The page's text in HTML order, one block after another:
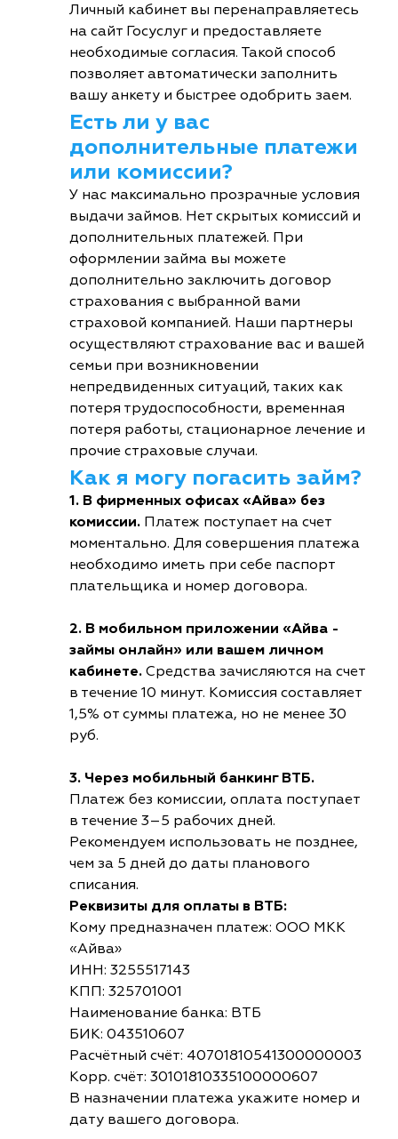
Личный кабинет вы перенаправляетесь
на сайт Госуслуг и предоставляете
необходимые согласия. Такой способ
позволяет автоматически заполнить
вашу анкету и быстрее одобрить заем.
Есть ли у вас
дополнительные платежи
или комиссии?
У нас максимально прозрачные условия
выдачи займов. Нет скрытых комиссий и
дополнительных платежей. При
оформлении займа вы можете
дополнительно заключить договор
страхования с выбранной вами
страховой компанией. Наши партнеры
осуществляют страхование вас и вашей
семьи при возникновении
непредвиденных ситуаций, таких как
потеря трудоспособности, временная
потеря работы, стационарное лечение и
прочие страховые случаи.
Как я могу погасить займ?
1. В фирменных офисах «Айва» без
комиссии. Платеж поступает на счет
моментально. Для совершения платежа
необходимо иметь при себе паспорт
плательщика и номер договора.
2. В мобильном приложении «Айва -
займы онлайн» или вашем личном
кабинете. Средства зачисляются на счет
в течение 10 минут. Комиссия составляет
1,5% от суммы платежа, но не менее 30
руб.
3. Через мобильный банкинг ВТБ.
Платеж без комиссии, оплата поступает
в течение 3–5 рабочих дней.
Рекомендуем использовать не позднее,
чем за 5 дней до даты планового
списания.
Реквизиты для оплаты в ВТБ:
Кому предназначен платеж: ООО МКК
«Айва»
ИНН: 3255517143
КПП: 325701001
Наименование банка: ВТБ
БИК: 043510607
Расчётный счёт: 40701810541300000003
Корр. счёт: 30101810335100000607
В назначении платежа укажите номер и
дату вашего договора.